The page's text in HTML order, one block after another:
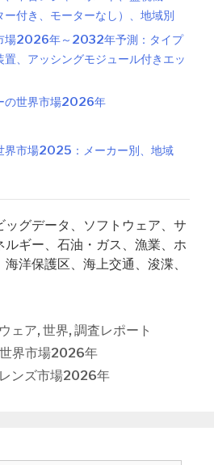
付き、モーターなし）、地域別
場2026年～2032年予測：タイプ
、アッシングモジュール付きエッ
の世界市場2026年
界市場2025：メーカー別、地域
ッグデータ、ソフトウェア、サ
ルギー、石油・ガス、漁業、ホ
洋保護区、海上交通、浚渫、
ェア, 世界, 調査レポート
界市場2026年
ンズ市場2026年